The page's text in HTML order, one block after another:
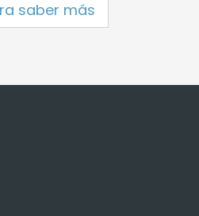
saber más